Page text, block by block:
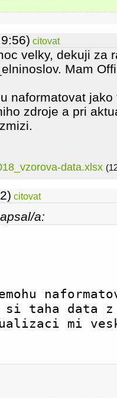
citovat
velky, dekuji za
Mam
naformatovat
zdroje a pri
data.xlsx
citovat
a:
si taha data
mi